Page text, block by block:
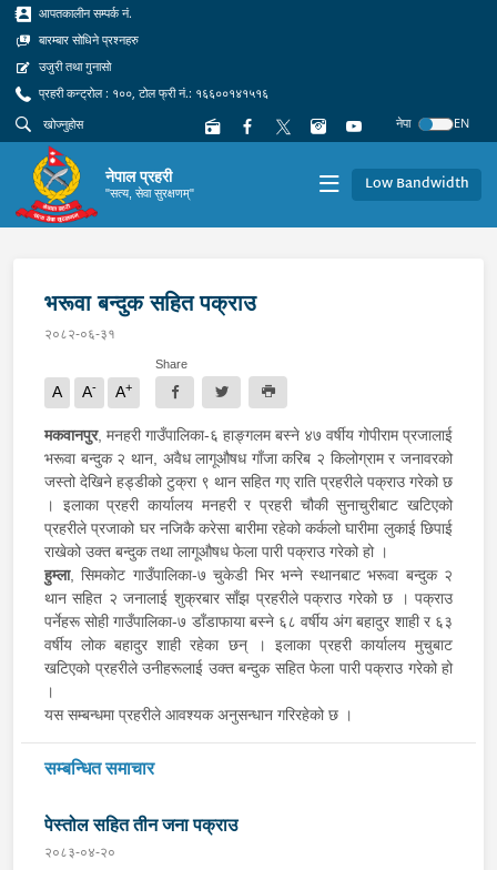
आपतकालीन सम्पर्क नं.
बारम्बार सोधिने प्रश्नहरु
उजुरी तथा गुनासो
प्रहरी कन्ट्रोल : १००, टोल फ्री नं.: १६६००१४१५१६
नेपा
EN
नेपाल प्रहरी
"सत्य, सेवा सुरक्षणम्" Low Bandwidth
भरूवा बन्दुक सहित पक्राउ
२०८२-०६-३१
A A- A+
Share
मकवानपुर, मनहरी गाउँपालिका-६ हाङ्गलम बस्ने ४७ वर्षीय गोपीराम प्रजालाई
भरूवा बन्दुक २ थान, अवैध लागूऔषध गाँजा करिब २ किलोग्राम र जनावरको
जस्तो देखिने हड्डीको टुक्रा ९ थान सहित गए राति प्रहरीले पक्राउ गरेको छ
। इलाका प्रहरी कार्यालय मनहरी र प्रहरी चौकी सुनाचुरीबाट खटिएको
प्रहरीले प्रजाको घर नजिकै करेसा बारीमा रहेको कर्कलो घारीमा लुकाई छिपाई
राखेको उक्त बन्दुक तथा लागूऔषध फेला पारी पक्राउ गरेको हो ।
हुम्ला, सिमकोट गाउँपालिका-७ चुकेडी भिर भन्ने स्थानबाट भरूवा बन्दुक २
थान सहित २ जनालाई शुक्रबार साँझ प्रहरीले पक्राउ गरेको छ । पक्राउ
पर्नेहरू सोही गाउँपालिका-७ डाँडाफाया बस्ने ६८ वर्षीय अंग बहादुर शाही र ६३
वर्षीय लोक बहादुर शाही रहेका छन् । इलाका प्रहरी कार्यालय मुचुबाट
खटिएको प्रहरीले उनीहरूलाई उक्त बन्दुक सहित फेला पारी पक्राउ गरेको हो
।
यस सम्बन्धमा प्रहरीले आवश्यक अनुसन्धान गरिरहेको छ ।
सम्बन्धित समाचार
पेस्तोल सहित तीन जना पक्राउ
२०८३-०४-२०